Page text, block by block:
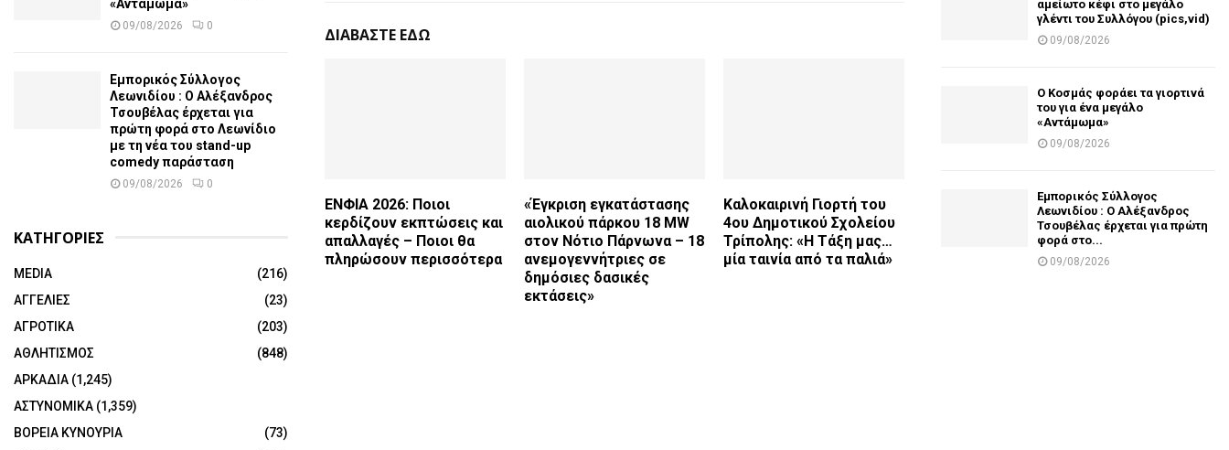
ΔΙΑΒΑΣΤΕ ΕΔΩ
ΕΝΦΙΑ 2026: Ποιοι
κερδίζουν εκπτώσεις και
απαλλαγές – Ποιοι θα
πληρώσουν περισσότερα
«Έγκριση εγκατάστασης
αιολικού πάρκου 18 MW
στον Νότιο Πάρνωνα – 18
ανεμογεννήτριες σε
δημόσιες δασικές
εκτάσεις»
Καλοκαιρινή Γιορτή του
4ου Δημοτικού Σχολείου
Τρίπολης: «Η Τάξη μας…
μία ταινία από τα παλιά»
«Αντάμωμα»
09/08/2026 0
Εμπορικός Σύλλογος
Λεωνιδίου : Ο Αλέξανδρος
Τσουβέλας έρχεται για
πρώτη φορά στο Λεωνίδιο
με τη νέα του stand-up
comedy παράσταση
09/08/2026 0
ΚΑΤΗΓΟΡΙΕΣ
MEDIA
(216)
ΑΓΓΕΛΙΕΣ
(23)
ΑΓΡΟΤΙΚΑ
(203)
ΑΘΛΗΤΙΣΜΟΣ
(848)
ΑΡΚΑΔΙΑ (1,245)
ΑΣΤΥΝΟΜΙΚΑ (1,359)
ΒΟΡΕΙΑ ΚΥΝΟΥΡΙΑ
(73)
αμείωτο κέφι στο μεγάλο
γλέντι του Συλλόγου (pics,vid)
09/08/2026
Ο Κοσμάς φοράει τα γιορτινά
του για ένα μεγάλο
«Αντάμωμα»
09/08/2026
Εμπορικός Σύλλογος
Λεωνιδίου : Ο Αλέξανδρος
Τσουβέλας έρχεται για πρώτη
φορά στο...
09/08/2026